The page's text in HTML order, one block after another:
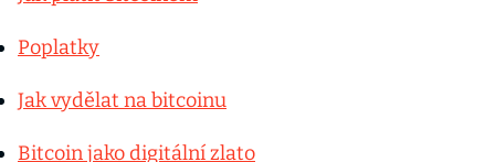
Poplatky
Jak vydělat na bitcoinu
Bitcoin jako digitální zlato